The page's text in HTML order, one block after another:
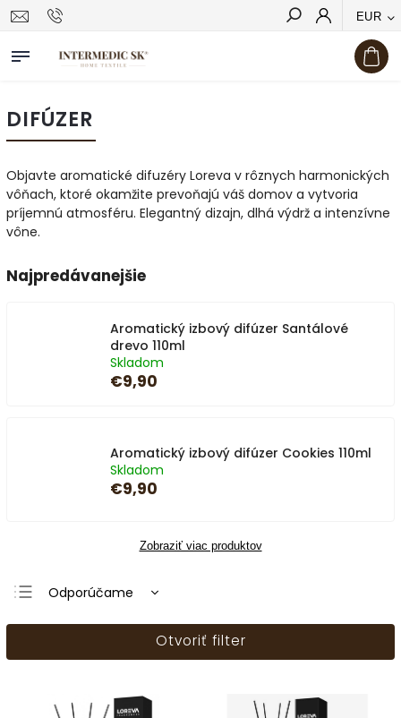
EUR
Hľadať
DIFÚZER
Objavte aromatické difuzéry Loreva v rôznych harmonických
vôňach, ktoré okamžite prevoňajú váš domov a vytvoria
príjemnú atmosféru. Elegantný dizajn, dlhá výdrž a intenzívne
vône.
Najpredávanejšie
Aromatický izbový difúzer Santálové
drevo 110ml
Skladom
€9,90
Aromatický izbový difúzer Cookies 110ml
Skladom
€9,90
Zobraziť viac produktov
Odporúčame
Najlacnejšie
Abecedne
Otvoriť filter